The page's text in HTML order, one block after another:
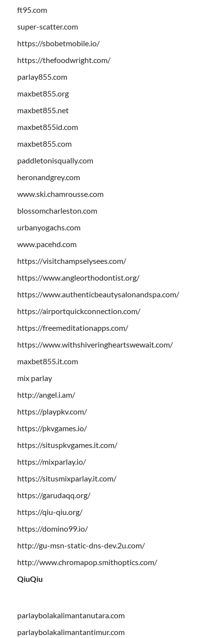
ft95.com
super-scatter.com
https://sbobetmobile.io/
https://thefoodwright.com/
parlay855.com
maxbet855.org
maxbet855.net
maxbet855id.com
maxbet855.com
paddletonisqually.com
heronandgrey.com
www.ski.chamrousse.com
blossomcharleston.com
urbanyogachs.com
www.pacehd.com
https://visitchampselysees.com/
https://www.angleorthodontist.org/
https://www.authenticbeautysalonandspa.com/
https://airportquickconnection.com/
https://freemeditationapps.com/
https://www.withshiveringheartswewait.com/
maxbet855.it.com
mix parlay
http://angel.i.am/
https://playpkv.com/
https://pkvgames.io/
https://situspkvgames.it.com/
https://mixparlay.io/
https://situsmixparlay.it.com/
https://garudaqq.org/
https://qiu-qiu.org/
https://domino99.io/
http://gu-msn-static-dns-dev.2u.com/
http://www.chromapop.smithoptics.com/
QiuQiu
parlaybolakalimantanutara.com
parlaybolakalimantantimur.com